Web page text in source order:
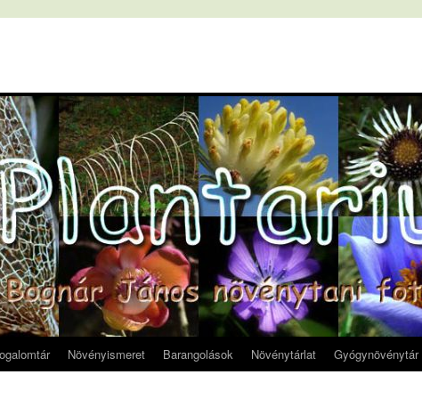
Növényismeret Barangolások Növénytárlat Gyógynövénytár